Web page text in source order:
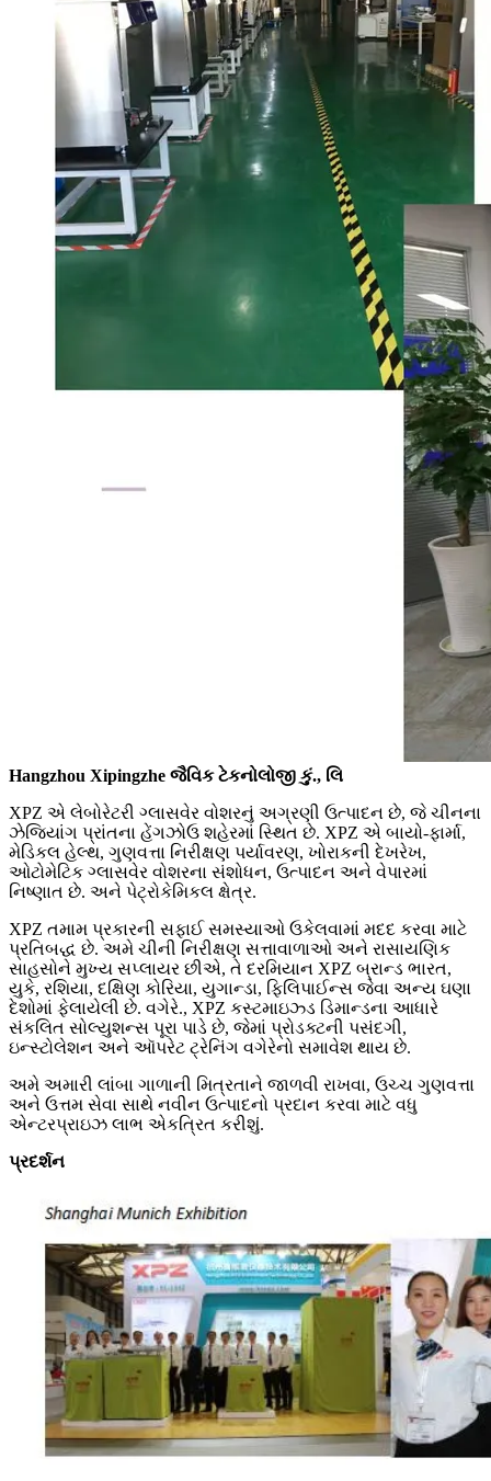
Hangzhou Xipingzhe જૈવિક ટેકનોલોજી કું., લિ
XPZ એ લેબોરેટરી ગ્લાસવેર વોશરનું અગ્રણી ઉત્પાદન છે, જે ચીનના
ઝેજિયાંગ પ્રાંતના હેંગઝોઉ શહેરમાં સ્થિત છે. XPZ એ બાયો-ફાર્મા,
મેડિકલ હેલ્થ, ગુણવત્તા નિરીક્ષણ પર્યાવરણ, ખોરાકની દેખરેખ,
ઓટોમેટિક ગ્લાસવેર વોશરના સંશોધન, ઉત્પાદન અને વેપારમાં
નિષ્ણાત છે. અને પેટ્રોકેમિકલ ક્ષેત્ર.
XPZ તમામ પ્રકારની સફાઈ સમસ્યાઓ ઉકેલવામાં મદદ કરવા માટે
પ્રતિબદ્ધ છે. અમે ચીની નિરીક્ષણ સત્તાવાળાઓ અને રાસાયણિક
સાહસોને મુખ્ય સપ્લાયર છીએ, તે દરમિયાન XPZ બ્રાન્ડ ભારત,
યુકે, રશિયા, દક્ષિણ કોરિયા, યુગાન્ડા, ફિલિપાઈન્સ જેવા અન્ય ઘણા
દેશોમાં ફેલાયેલી છે. વગેરે., XPZ કસ્ટમાઇઝ્ડ ડિમાન્ડના આધારે
સંકલિત સોલ્યુશન્સ પૂરા પાડે છે, જેમાં પ્રોડક્ટની પસંદગી,
ઇન્સ્ટોલેશન અને ઑપરેટ ટ્રેનિંગ વગેરેનો સમાવેશ થાય છે.
અમે અમારી લાંબા ગાળાની મિત્રતાને જાળવી રાખવા, ઉચ્ચ ગુણવત્તા
અને ઉત્તમ સેવા સાથે નવીન ઉત્પાદનો પ્રદાન કરવા માટે વધુ
એન્ટરપ્રાઇઝ લાભ એકત્રિત કરીશું.
પ્રદર્શન